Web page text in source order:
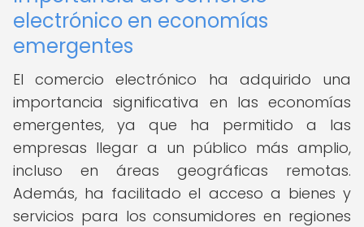
electrónico en economías
emergentes
El comercio electrónico ha adquirido una
importancia significativa en las economías
emergentes, ya que ha permitido a las
empresas llegar a un público más amplio,
incluso en áreas geográficas remotas.
Además, ha facilitado el acceso a bienes y
servicios para los consumidores en regiones